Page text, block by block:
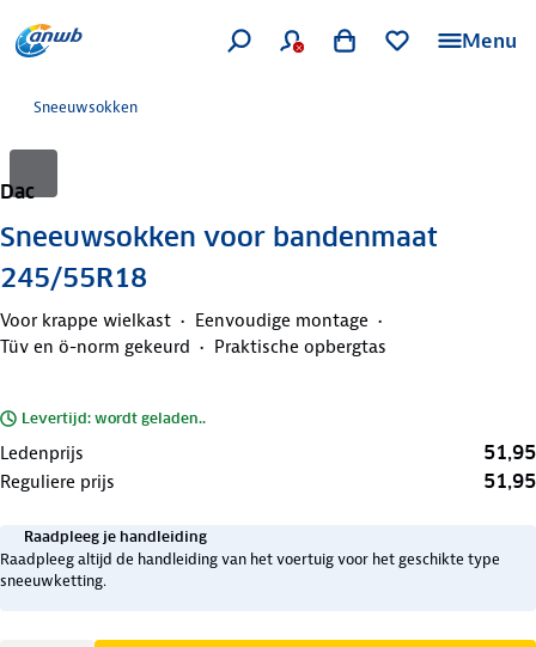
Menu
Sneeuwsokken
Dac
Sneeuwsokken voor bandenmaat
245/55R18
Voor krappe wielkast
Eenvoudige montage
Tüv en ö-norm gekeurd
Praktische opbergtas
Levertijd: wordt geladen..
Ledenprijs 51,95
Reguliere prijs 51,95
Raadpleeg je handleiding
Raadpleeg altijd de handleiding van het voertuig voor het geschikte type
sneeuwketting.